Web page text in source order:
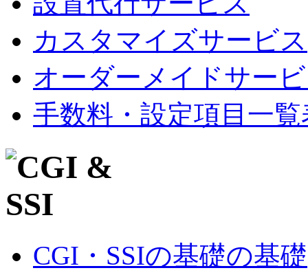
カスタマイズサービス
オーダーメイドサー
手数料・設定項目一覧
CGI・SSIの基礎の基礎